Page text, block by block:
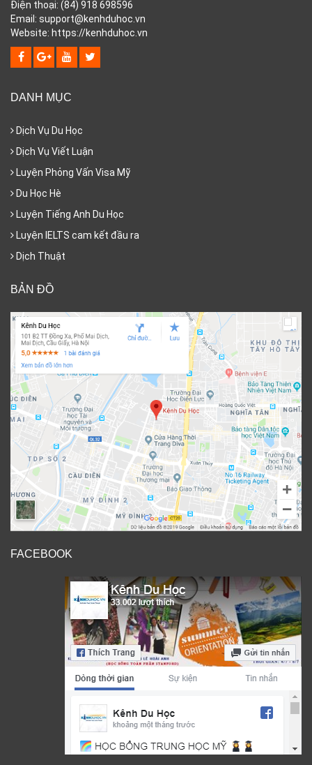
Điện thoại: (84) 918 698596
Email: support@kenhduhoc.vn
Website: https://kenhduhoc.vn
DANH MỤC
Dịch Vụ Du Học
Dịch Vụ Viết Luận
Luyện Phỏng Vấn Visa Mỹ
Du Học Hè
Luyện Tiếng Anh Du Học
Luyện IELTS cam kết đầu ra
Dịch Thuật
BẢN ĐỒ
FACEBOOK